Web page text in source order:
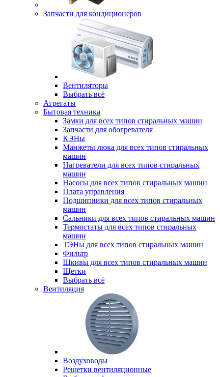
Запчасти для кондиционеров
Вентиляторы
Выбрать всё
Агрегаты
Бытовая техника
Замки для всех типов стиральных машин
Запчасти для обогревателя
КЭНы
Манжеты люка для всех типов стиральных
машин
Нагреватели для всех типов стиральных
машин
Насосы для всех типов стиральных машин
Плата управления
Подшипники для всех типов стиральных
машин
Сальники для всех типов стиральных машин
Термостаты для всех типов стиральных
машин
ТЭНы для всех типов стиральных машин
Фильтр
Шкивы для всех типов стиральных машин
Щетки
Выбрать всё
Вентиляция
Воздуховоды
Решетки вентиляционные